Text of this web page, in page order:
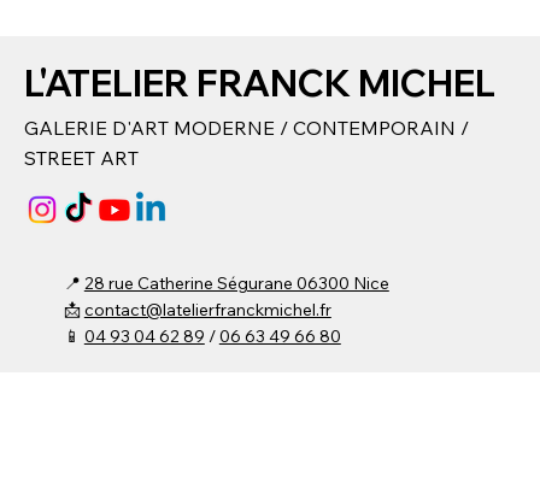
L'ATELIER FRANCK MICHEL
GALERIE D'ART MODERNE / CONTEMPORAIN /
STREET ART
📍 28 rue Catherine Ségurane 06300 Nice
📩contact@latelierfranckmichel.fr
📱 04 93 04 62 89 /06 63 49 66 80​